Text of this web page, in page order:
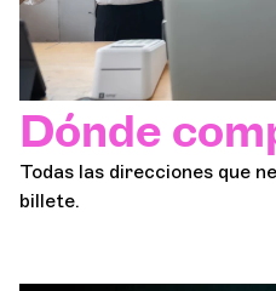
Dónde
Todas las direcciones que
billete.